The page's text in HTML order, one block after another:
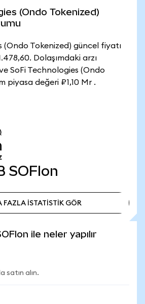
(Ondo Tokenized)
(Ondo Tokenized) güncel fiyatı
Dolaşımdaki arzı
SoFi Technologies (Ondo
piyasa değeri ₽1,10 Mr .
SOFIon
FAZLA İSTATİSTİK GÖR
ile neler yapılır
satın alın.